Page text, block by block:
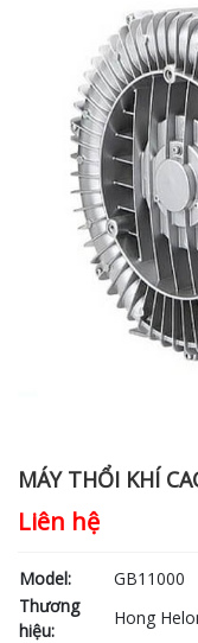
MÁY THỔI KHÍ
Liên hệ
Model:
GB11000
Thương
hiệu:
Hong